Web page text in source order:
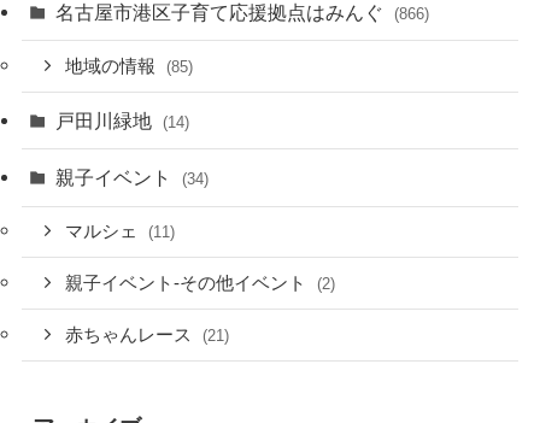
名古屋市港区子育て応援拠点はみんぐ (866)
地域の情報 (85)
戸田川緑地 (14)
親子イベント (34)
マルシェ (11)
親子イベント-その他イベント (2)
赤ちゃんレース (21)